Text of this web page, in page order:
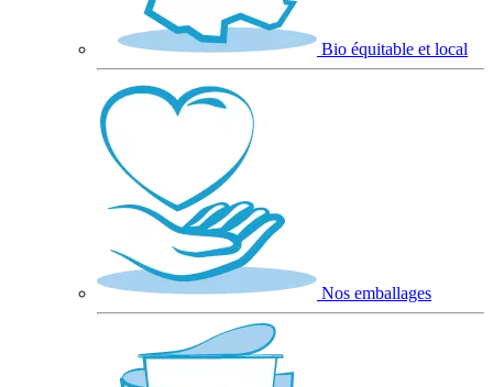
Bio équitable et local
Nos emballages